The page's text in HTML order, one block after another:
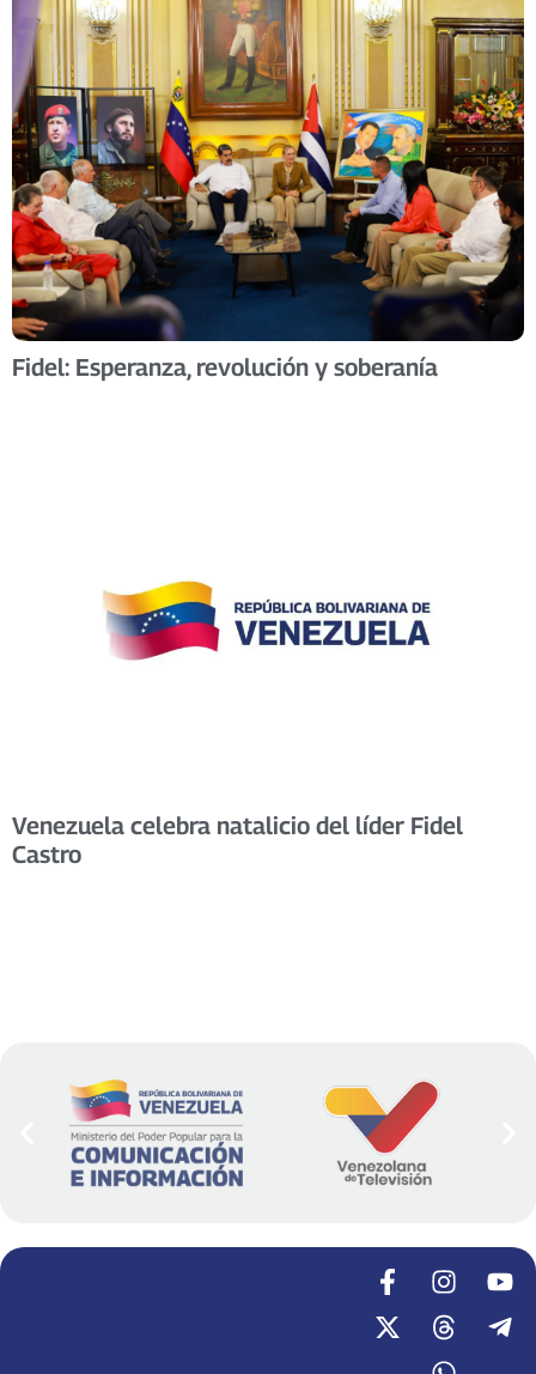
Fidel: Esperanza, revolución y soberanía
Venezuela celebra natalicio del líder Fidel
Castro